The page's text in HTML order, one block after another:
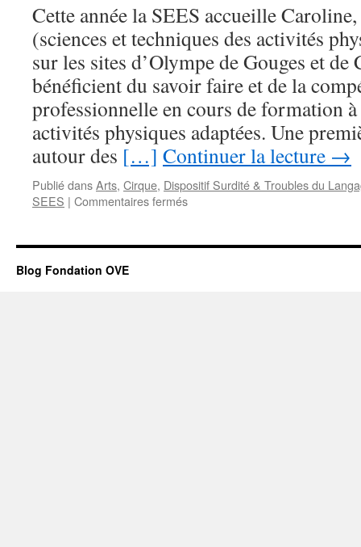
Cette année la SEES accueille
(sciences et techniques des activités
sur les sites d’Olympe de Gouges et
bénéficient du savoir faire et de la
professionnelle en cours de formation
activités physiques adaptées. Une
autour des […] Continuer la lecture →
Publié dansArts, Cirque, Dispositif Surdité & Troubles du
SEES | Commentaires ferméssur
et
Blog Fondation OVE